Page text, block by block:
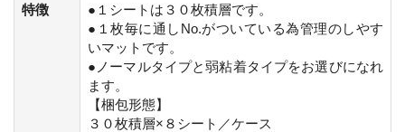
特徴
●１シートは３０枚積層です。
●１枚毎に通しNo.がついている為管理のしやす
いマットです。
●ノーマルタイプと弱粘着タイプをお選びになれ
ます。
【梱包形態】
３０枚積層×８シート／ケース